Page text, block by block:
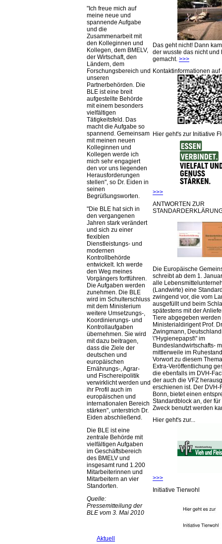
Ich freue mich auf
meine neue und
spannende Aufgabe
und die
Zusammenarbeit mit
den Kolleginnen und
Kollegen, dem BMELV,
der Wirtschaft, den
Ländern, dem
Forschungsbereich und
unseren
Partnerbehörden. Die
BLE ist eine breit
aufgestellte Behörde
mit einem besonders
vielfältigen
Tätigkeitsfeld. Das
macht die Aufgabe so
spannend. Gemeinsam
mit meinen neuen
Kolleginnen und
Kollegen werde ich
mich sehr engagiert
den vor uns liegenden
Herausforderungen
stellen , so Dr. Eiden in
seinen
Begrüßungsworten.
Die BLE hat sich in
den vergangenen
Jahren stark verändert
und sich zu einer
flexiblen
Dienstleistungs- und
modernen
Kontrollbehörde
entwickelt. Ich werde
den Weg meines
Vorgängers fortführen.
Die Aufgaben werden
zunehmen. Die BLE
wird im Schulterschluss
mit dem Ministerium
weitere Umsetzungs-,
Koordinierungs- und
Kontrollaufgaben
übernehmen. Sie wird
mit dazu beitragen,
dass die Ziele der
deutschen und
europäischen
Ernährungs-, Agrar-
und Fischereipolitik
verwirklicht werden und
ihr Profil auch im
europäischen und
internationalen Bereich
stärken , unterstrich Dr.
Eiden abschließend.
Die BLE ist eine
zentrale Behörde mit
vielfältigen Aufgaben
im Geschäftsbereich
des BMELV und
insgesamt rund 1.200
Mitarbeiterinnen und
Mitarbeitern an vier
Standorten.
Quelle:
Pressemitteilung der
BLE vom 3. Mai 2010
Aktuell
Das geht nicht! Dann
der wusste das nicht und
gemacht. >>>
Kontaktinformationen
Hier geht's zur Initiative
>>>
ANTWORTEN ZUR
Die Europäische
schreibt ab dem 1.
alle
(Landwirte) eine
zwingend vor, die vom
ausgefüllt und beim
spätestens mit der
Tiere abgegeben werden
Ministerialdirigent Prof.
Zwingmann,
\"Hygienepapst\" im
Bundeslandwirtschafts-
mittlerweile im
Vorwort zu diesem
Extra-Veröffentlichung
die ebenfalls im DVH-
der auch die VFZ
erschienen ist. Der DVH-
Bonn, bietet einen
Standardblock an, der
Zweck benutzt werden
Hier geht's zur...
>>>
Initiative Tierwohl